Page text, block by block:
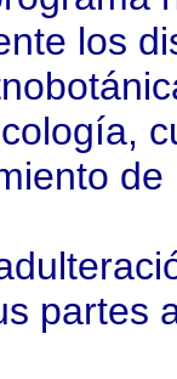
los
partes